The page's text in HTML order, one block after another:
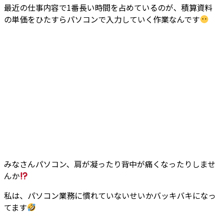
最近の仕事内容で1番長い時間を占めているのが、積算資料
の単価をひたすらパソコンで入力していく作業なんです
みなさんパソコン、肩が凝ったり背中が痛くなったりしませ
んか
私は、パソコン業務に慣れていないせいかバッキバキになっ
てます